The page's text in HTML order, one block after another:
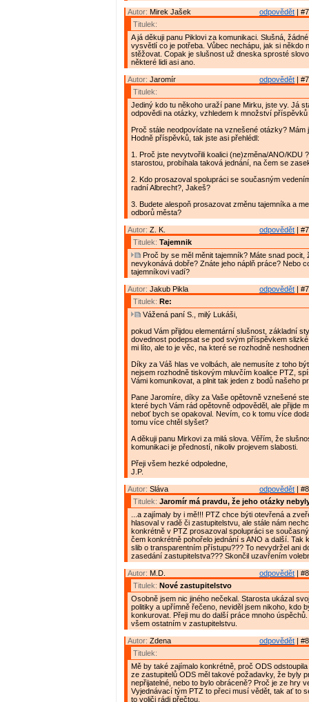
odpovědět |
Autor: Mirek Jašek
Titulek:
A já děkuji panu Piklovi za komunikaci. Slušná,
vysvětlí co je potřeba. Vůbec nechápu, jak si někdo
stěžovat. Copak je slušnost už dneska sprosté
některé lidi asi ano.
odpovědět |
Autor: Jaromír
Titulek:
Jediný kdo tu někoho uraží pane Mirku, jste vy. Já
odpovědi na otázky, vzhledem k množství příspěvků
Proč stále neodpovídate na vznešené otázky? Mám
Hodně příspěvků, tak jste asi přehlédl:
1. Proč jste nevytvořili koalici (ne)změna/ANO/KDU
starostou, probíhala taková jednání, na čem se
2. Kdo prosazoval spolupráci se současným
radní Albrecht?, Jakeš?
3. Budete alespoň prosazovat změnu tajemníka a
odborů města?
odpovědět |
Autor: Z. K.
Titulek: Tajemnik
Proč by se měl měnit tajemník? Máte snad pocit,
nevykonává dobře? Znáte jeho náplň práce? Nebo
tajemníkovi vadí?
odpovědět |
Autor: Jakub Pikla
Titulek: Re:
Vážená paní S., milý Lukáši,
pokud Vám přijdou elementární slušnost, základní
dovednost podepsat se pod svým příspěvkem
mi líto, ale to je věc, na které se rozhodně
Díky za Váš hlas ve volbách, ale nemusíte z toho
nejsem rozhodně tiskovým mluvčím koalice PTZ,
Vámi komunikovat, a plnit tak jeden z bodů našeho
Pane Jaromíre, díky za Vaše opětovně vznešené
které bych Vám rád opětovně odpověděl, ale přijde
neboť bych se opakoval. Nevím, co k tomu více
tomu více chtěl slyšet?
A děkuji panu Mirkovi za milá slova. Věřím, že
komunikaci je předností, nikoliv projevem slabosti.
Přeji všem hezké odpoledne,
J.P.
odpovědět |
Autor: Sláva
Titulek: Jaromír má pravdu, že jeho otázky
...a zajímaly by i mě!!! PTZ chce býti otevřená a
hlasoval v radě či zastupitelstvu, ale stále nám
konkrétně v PTZ prosazoval spolupráci se
čem konkrétně pohořelo jednání s ANO a další. Tak
slib o transparentním přístupu??? To nevydržel ani
zasedání zastupitelstva??? Skončil uzavřením
odpovědět |
Autor: M.D.
Titulek: Nové zastupitelstvo
Osobně jsem nic jiného nečekal. Starosta ukázal
politiky a upřímně řečeno, neviděl jsem nikoho, kdo
konkurovat. Přeji mu do další práce mnoho úspěchů.
všem ostatním v zastupitelstvu.
odpovědět |
Autor: Zdena
Titulek:
Mě by také zajímalo konkrétně, proč ODS
ze zastupitelů ODS měl takové požadavky, že byly
nepřijatelné, nebo to bylo obráceně? Proč je ze hry
Vyjednávací tým PTZ to přeci musí vědět, tak ať to
to voliči rádi přečtou.